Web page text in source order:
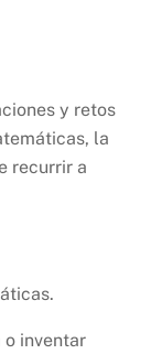
y retos
la
recurrir a
inventar